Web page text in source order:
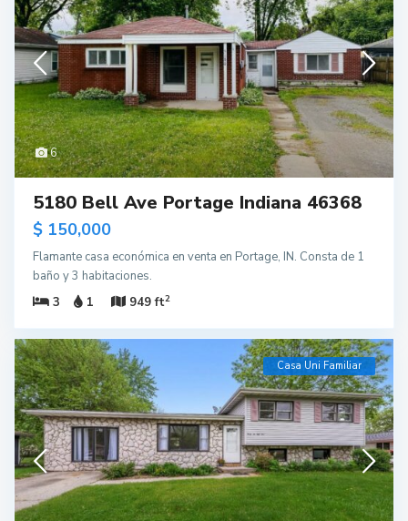
6
5180 Bell Ave Portage Indiana 46368
$ 150,000
Flamante casa económica en venta en Portage, IN. Consta de 1
baño y 3 habitaciones.
3
1 949 ft2
Casa Uni Familiar